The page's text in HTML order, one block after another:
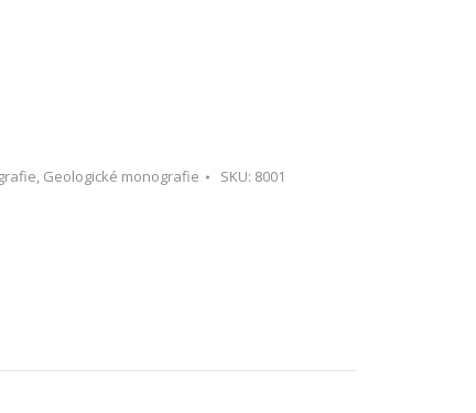
, Geologické monografie SKU: 8001